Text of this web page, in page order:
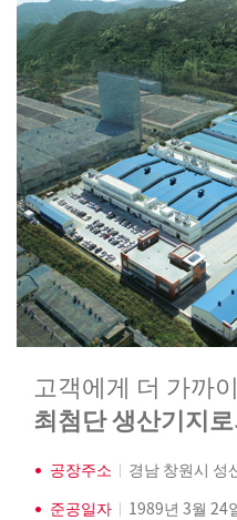
고객에게 더 가까
최첨단 생산기지
공장주소
경남 창원시 성
준공일자
1989년 3월 24